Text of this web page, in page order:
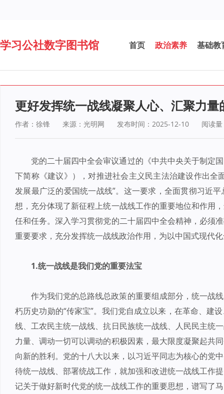
学习公社数字图书馆 首页 政治素养 基础教
更好发挥统一战线凝聚人心、汇聚力量
作者：徐锋 来源：光明网 发布时间：2025-12-10 阅读
党的二十届四中全会审议通过的《中共中央关于制定
下简称《建议》），对推进社会主义民主法治建设作出全
发展最广泛的爱国统一战线”。这一要求，全面贯彻习近
想，充分体现了新征程上统一战线工作的重要地位和作用
任和任务。深入学习贯彻党的二十届四中全会精神，必须
重要要求，充分发挥统一战线政治作用，为以中国式现代
1.统一战线是我们党的重要法宝
作为我们党的总路线总政策的重要组成部分，统一战
朽历史功勋的“传家宝”。我们党自成立以来，在革命、建
线、工农民主统一战线、抗日民族统一战线、人民民主统
力量、调动一切可以调动的积极因素，最大限度凝聚起共
向新的胜利。党的十八大以来，以习近平同志为核心的党
待统一战线、部署统战工作，就加强和改进统一战线工作
记关于做好新时代党的统一战线工作的重要思想，谱写了